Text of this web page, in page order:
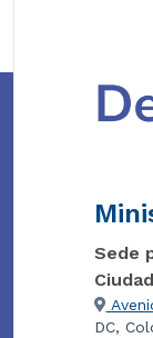
Sede
DC,